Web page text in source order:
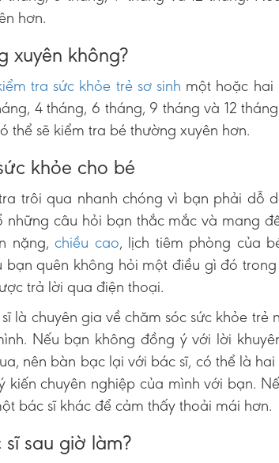
hơn.
xuyên không?
tra sức khỏe trẻ sơ sinh một hoặc hai
4 tháng, 6 tháng, 9 tháng và 12
thể sẽ kiểm tra bé thường xuyên hơn.
khỏe cho bé
trôi qua nhanh chóng vì bạn phải dỗ
những câu hỏi bạn thắc mắc và mang
nặng,chiều cao, lịch tiêm phòng của
bạn quên không hỏi một điều gì đó
trả lời qua điện thoại.
là chuyên gia về chăm sóc sức khỏe trẻ
Nếu bạn không đồng ý với lời
nên bàn bạc lại với bác sĩ, có thể là
kiến chuyên nghiệp của mình với bạn.
bác sĩ khác để cảm thấy thoải mái hơn.
sau giờ làm?